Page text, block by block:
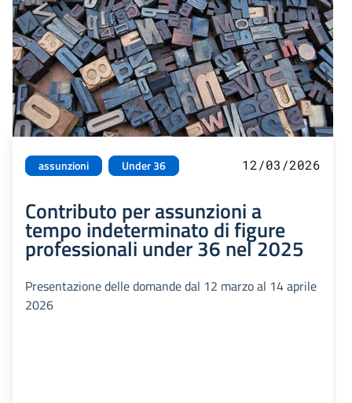
assunzioni Under 36 12/03/2026
Contributo per assunzioni a
tempo indeterminato di figure
professionali under 36 nel 2025
Presentazione delle domande dal 12 marzo al 14 aprile
2026